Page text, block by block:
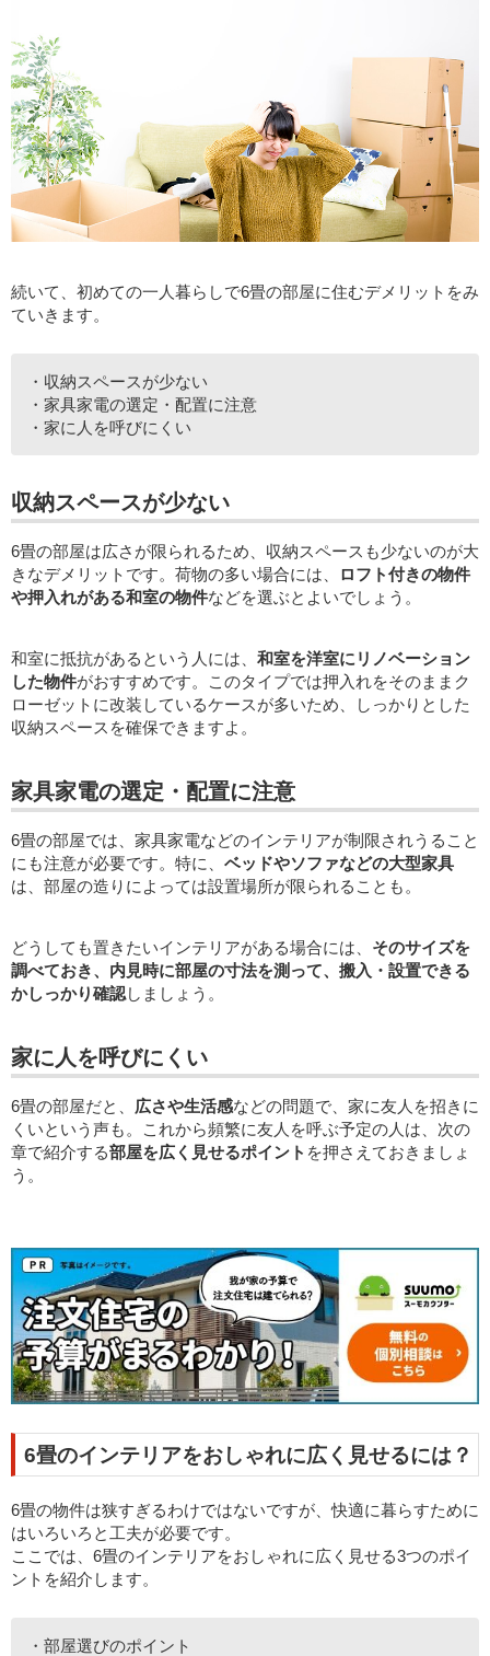
続いて、初めての一人暮らしで6畳の部屋に住むデメリットをみ
ていきます。
・収納スペースが少ない
・家具家電の選定・配置に注意
・家に人を呼びにくい
収納スペースが少ない
6畳の部屋は広さが限られるため、収納スペースも少ないのが大
きなデメリットです。荷物の多い場合には、
ロフト付きの物件
や押入れがある和室の物件などを選ぶとよいでしょう。
和室に抵抗があるという人には、 和室を洋室にリノベーション
した物件がおすすめです。このタイプでは押入れをそのままク
ローゼットに改装しているケースが多いため、しっかりとした
収納スペースを確保できますよ。
家具家電の選定・配置に注意
6畳の部屋では、家具家電などのインテリアが制限されうること
にも注意が必要です。特に、 ベッドやソファなどの大型家具
は、部屋の造りによっては設置場所が限られることも。
どうしても置きたいインテリアがある場合には、 そのサイズを
調べておき、内見時に部屋の寸法を測って、搬入・設置できる
かしっかり確認しましょう。
家に人を呼びにくい
6畳の部屋だと、 広さや生活感などの問題で、家に友人を招きに
くいという声も。これから頻繁に友人を呼ぶ予定の人は、次の
章で紹介する部屋を広く見せるポイント を押さえておきましょ
う。
6畳のインテリアをおしゃれに広く見せるには？
6畳の物件は狭すぎるわけではないですが、快適に暮らすために
はいろいろと工夫が必要です。
ここでは、6畳のインテリアをおしゃれに広く見せる3つのポイ
ントを紹介します。
・部屋選びのポイント